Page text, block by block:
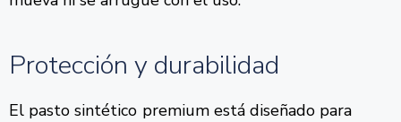
Protección y durabilidad
El pasto sintético premium está diseñado para